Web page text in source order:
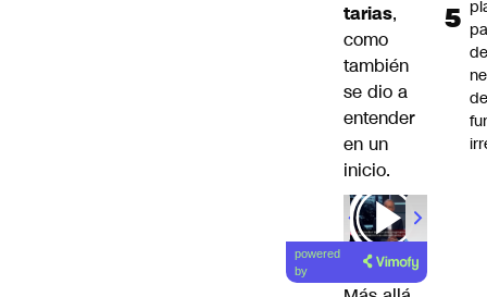
tarias,
como
también
se dio a
entender
en un
inicio.
powered
by
de